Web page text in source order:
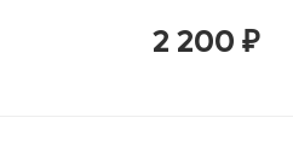
2 200 ₽